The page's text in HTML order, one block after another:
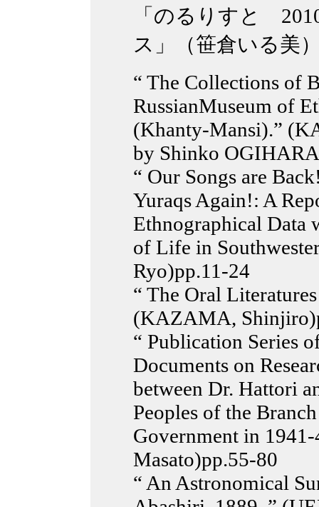
「のるりすと
ス」（笹倉いる美
“ The Collections of
RussianMuseum of
(Khanty-Mansi).”
by Shinko
“ Our Songs are
Yuraqs Again!: A
Ethnographical Data
of Life in
Ryo)pp.11-24
“ The Oral
(KAZAMA,
“ Publication Series
Documents on
between Dr. Hattori
Peoples of the
Government in
Masato)pp.55-80
“ An Astronomical